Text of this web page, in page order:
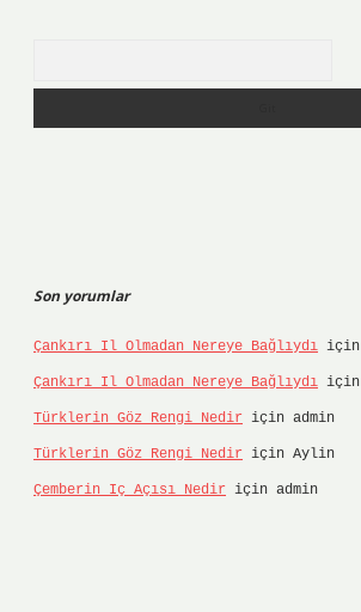
Son yorumlar
Çankırı Il Olmadan Nereye Bağlıydı için
Çankırı Il Olmadan Nereye Bağlıydı için
Türklerin Göz Rengi Nedir için admin
Türklerin Göz Rengi Nedir için Aylin
Çemberin Iç Açısı Nedir için admin